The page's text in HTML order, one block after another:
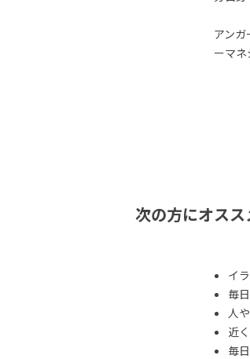
アン
ーマ
次の方にオス
イ
毎
人
近
毎